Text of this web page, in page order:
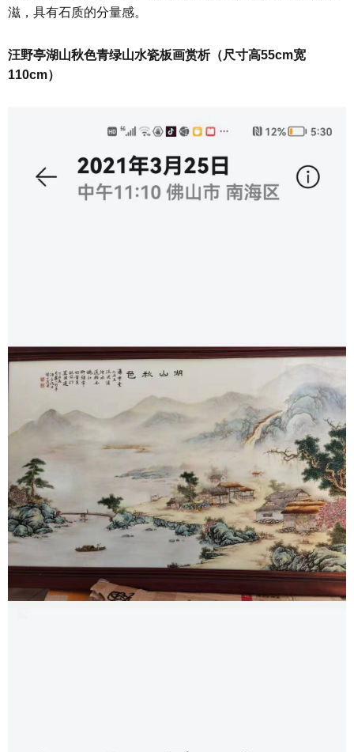
滋，具有石质的分量感。
汪野亭湖山秋色青绿山水瓷板画赏析（尺寸高55cm宽
110cm）